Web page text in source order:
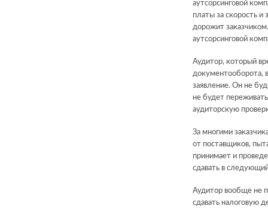
аутсорсинговой
платы за скорость и
дорожит
аутсорсинговой
Аудитор, который
документооборота,
заявление. Он не
не будет
аудиторскую
За многими
от поставщиков,
принимает и
сдавать в
Аудитор вообще не
сдавать налоговую